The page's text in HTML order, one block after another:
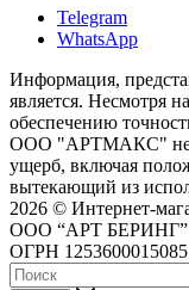
Telegram
WhatsApp
Информация,
является. Несмотря
обеспечению
ООО "АРТМАКС" не
ущерб, включая
вытекающий из
2026 © Интернет-
ООО “АРТ БЕРИНГ”
ОГРН 1253600015085